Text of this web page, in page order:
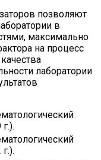
позволяют
в
максимально
на процесс
лаборатории